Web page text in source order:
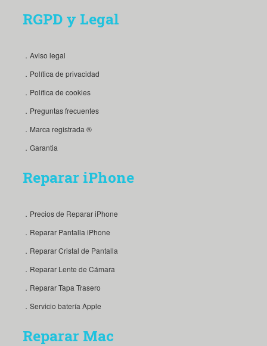
RGPD y Legal
．Aviso legal
．Política de privacidad
．Política de cookies
．Preguntas frecuentes
．Marca registrada ®
．Garantia
Reparar iPhone
．Precios de Reparar iPhone
．Reparar Pantalla iPhone
．Reparar Cristal de Pantalla
．Reparar Lente de Cámara
．Reparar Tapa Trasero
．Servicio batería Apple
Reparar Mac